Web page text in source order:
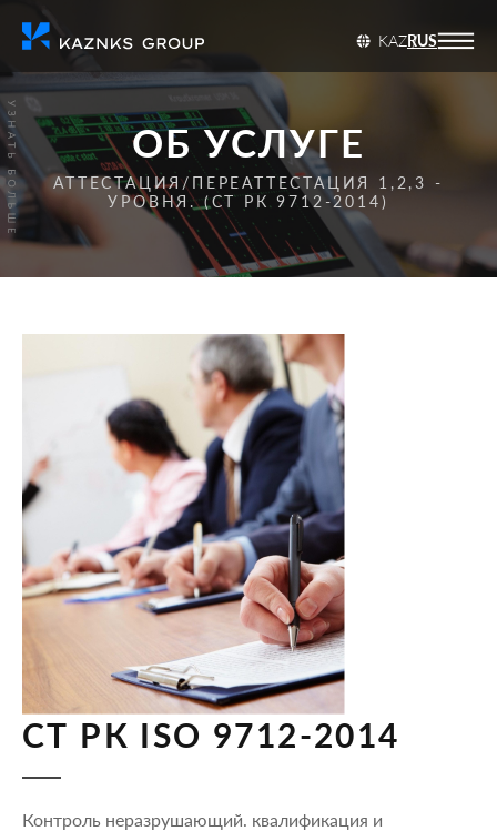
KAZRUS
ОБ УСЛУГЕ
АТТЕСТАЦИЯ/ПЕРЕАТТЕСТАЦИЯ 1,2,3 -
УРОВНЯ. (СТ РК 9712-2014)
СТ РК ISO 9712-2014
Контроль неразрушающий. квалификация и